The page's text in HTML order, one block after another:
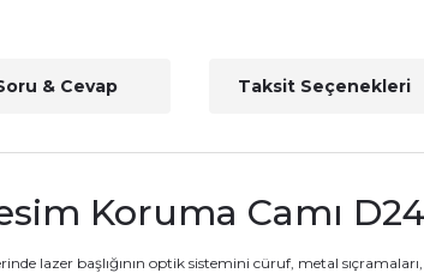
& Cevap Taksit Seçenekleri
Koruma Camı
lazer başlığının optik sistemini cüruf, metal